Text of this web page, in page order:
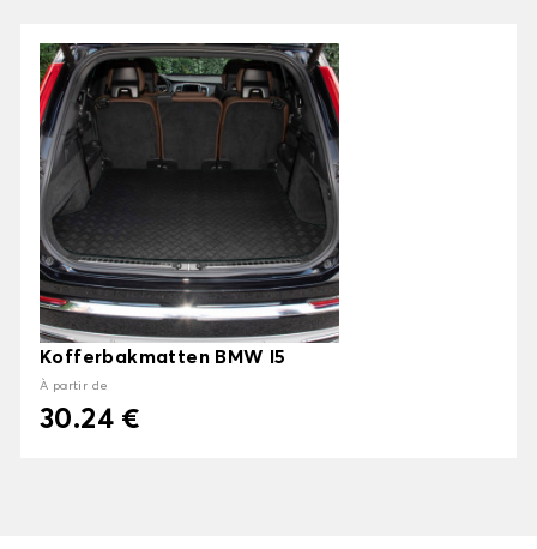
Kofferbakmatten BMW I5
À partir de
30.24 €